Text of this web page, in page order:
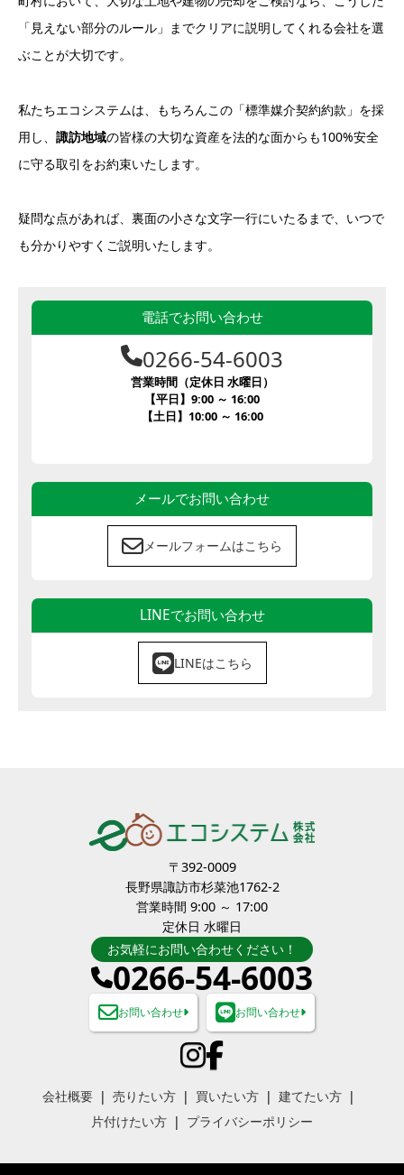
「見えない部分のルール」までクリアに説明してくれる会社を選
ぶことが大切です。
私たちエコシステムは、もちろんこの「標準媒介契約約款」を採
用し、 諏訪地域の皆様の大切な資産を法的な面からも100%安全
に守る取引をお約束いたします。
疑問な点があれば、裏面の小さな文字一行にいたるまで、いつで
も分かりやすくご説明いたします。
電話でお問い合わせ
0266-54-6003
営業時間（定休日 水曜日）
【平日】9:00 ～ 16:00
【土日】10:00 ～ 16:00
メールでお問い合わせ
メールフォームはこちら
LINEでお問い合わせ
LINEはこちら
〒392-0009
長野県諏訪市杉菜池1762-2
営業時間 9:00 ～ 17:00
定休日 水曜日
お気軽にお問い合わせください！
0266-54-6003
お問い合わせ お問い合わせ
会社概要 売りたい方 買いたい方
建てたい方
片付けたい方
プライバシーポリシー